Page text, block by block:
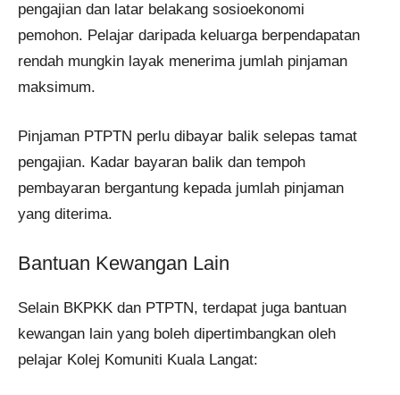
pengajian dan latar belakang sosioekonomi
pemohon. Pelajar daripada keluarga berpendapatan
rendah mungkin layak menerima jumlah pinjaman
maksimum.​
Pinjaman PTPTN perlu dibayar balik selepas tamat
pengajian. Kadar bayaran balik dan tempoh
pembayaran bergantung kepada jumlah pinjaman
yang diterima.​
Bantuan Kewangan Lain
Selain BKPKK dan PTPTN, terdapat juga bantuan
kewangan lain yang boleh dipertimbangkan oleh
pelajar Kolej Komuniti Kuala Langat: